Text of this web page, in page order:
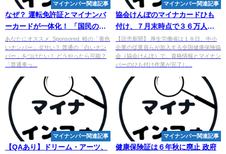
マイナンバー関連記事
なぜ？ 運転免許証と マイナンバ
ーカードが一体化！ 「国民のメ
リットは？」 "マイナ免許"失く
...
あなたにオススメ. Sponsored. 軽の「黄色
いナンバー」ダサい？ 普通の「白いナン
バー」をつけたい！ どうやったら可能？
「普通車っ...
マイナンバー関連記事
協会けんぽのマイナカードひも
付け、７月末時点で３６万人が
完了せず…立民会合で厚労省説
明
【読売新聞】 厚生労働省は１８日、中小
企業の従業員らが加入する全国健康保険協
会（協会けんぽ）で、資格情報とマイナン
バーのひも付け作業が完了し...
マイナンバー関連記事
【QAあり】ドリーム・アーツ、
マイナンバー関連記事
健康保険証は６年秋に廃止 政府